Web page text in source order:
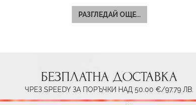
РАЗГЛЕДАЙ ОЩЕ...
БЕЗПЛАТНА ДОСТАВКА
ЧРЕЗ SPEEDY ЗА ПОРЪЧКИ НАД 50.00 €/97.79 ЛВ.